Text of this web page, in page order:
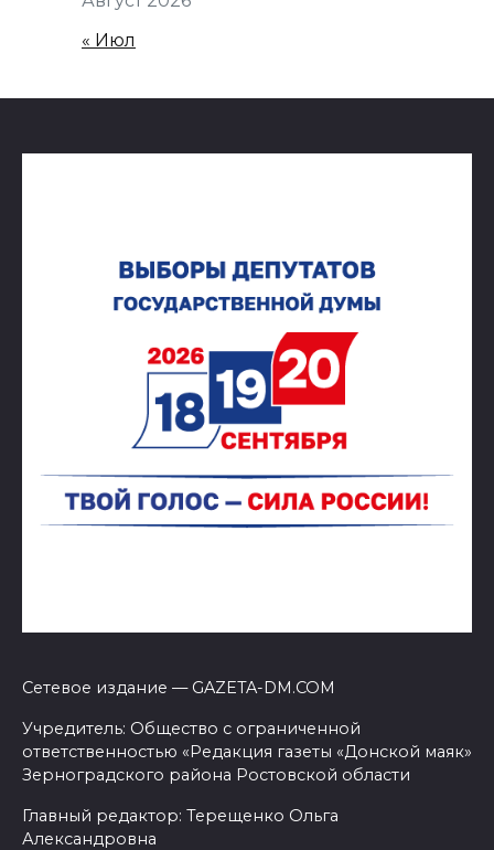
« Июл
Сетевое издание — GAZETA-DM.COM
Учредитель: Общество с ограниченной
ответственностью «Редакция газеты «Донской маяк»
Зерноградского района Ростовской области
Главный редактор: Терещенко Ольга
Александровна